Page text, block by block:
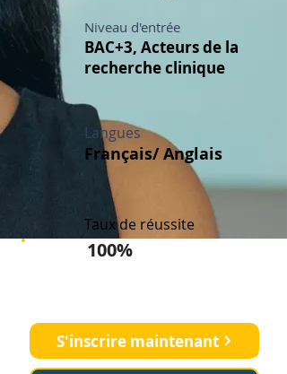
Niveau d'entrée
BAC+3, Acteurs de la
recherche clinique
Langues
Français/ Anglais
Taux de réussite
100%
S'inscrire maintenant